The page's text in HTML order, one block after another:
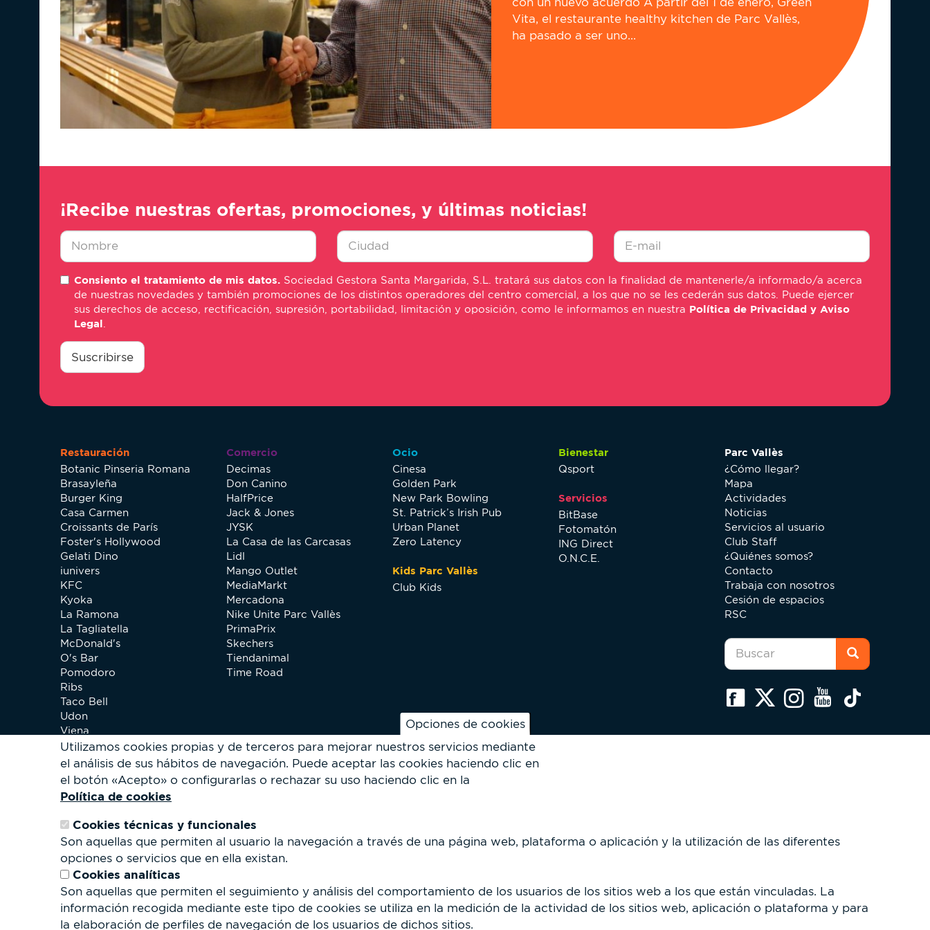
Opciones de cookies
Utilizamos cookies propias y de terceros para mejorar nuestros servicios mediante
el análisis de sus hábitos de navegación. Puede aceptar las cookies haciendo clic en
el botón «Acepto» o configurarlas o rechazar su uso haciendo clic en la
Política de cookies
Cookies técnicas y funcionales
Son aquellas que permiten al usuario la navegación a través de una página web, plataforma o aplicación y la utilización de las diferentes
opciones o servicios que en ella existan.
Cookies analíticas
Son aquellas que permiten el seguimiento y análisis del comportamiento de los usuarios de los sitios web a los que están vinculadas. La
información recogida mediante este tipo de cookies se utiliza en la medición de la actividad de los sitios web, aplicación o plataforma y para
la elaboración de perfiles de navegación de los usuarios de dichos sitios.
Vita, el restaurante healthy kitchen de Parc Vallès,
ha pasado a ser uno...
¡Recibe nuestras ofertas, promociones, y últimas noticias!
*
*
mail
*
Consiento el tratamiento de mis datos. Sociedad Gestora Santa Margarida, S.L. tratará sus datos con la finalidad de mantenerle/a informado/a acerca
de nuestras novedades y también promociones de los distintos operadores del centro comercial, a los que no se les cederán sus datos. Puede ejercer
sus derechos de acceso, rectificación, supresión, portabilidad, limitación y oposición, como le informamos en nuestra Política de Privacidad y Aviso
Legal
consentimiento
Suscribirse
Restauración
Botanic Pinseria Romana
Brasayleña
Burger King
Casa Carmen
Croissants de París
Foster's Hollywood
Gelati Dino
iunivers
KFC
Kyoka
La Ramona
La Tagliatella
McDonald's
O's Bar
Pomodoro
Ribs
Taco Bell
Udon
Viena
Xip Pollo
Comercio
Decimas
Don Canino
HalfPrice
Jack & Jones
JYSK
La Casa de las Carcasas
Lidl
Mango Outlet
MediaMarkt
Mercadona
Nike Unite Parc Vallès
PrimaPrix
Skechers
Tiendanimal
Time Road
Ocio
Cinesa
Golden Park
New Park Bowling
St. Patrick’s Irish Pub
Urban Planet
Zero Latency
Kids Parc Vallès
Club Kids
Bienestar
Qsport
Servicios
BitBase
Fotomatón
ING Direct
O.N.C.E.
Parc Vallès
¿Cómo llegar?
Mapa
Actividades
Noticias
Servicios al usuario
Club Staff
¿Quiénes somos?
Contacto
Trabaja con nosotros
Cesión de espacios
RSC
Formulario
búsqueda